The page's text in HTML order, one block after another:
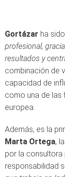
Gortázar ha
profesional,
resultados y
combinación de
capacidad de
como una de las
europea.
Además, es la
Marta Ortega,
por la consultora
responsabilidad